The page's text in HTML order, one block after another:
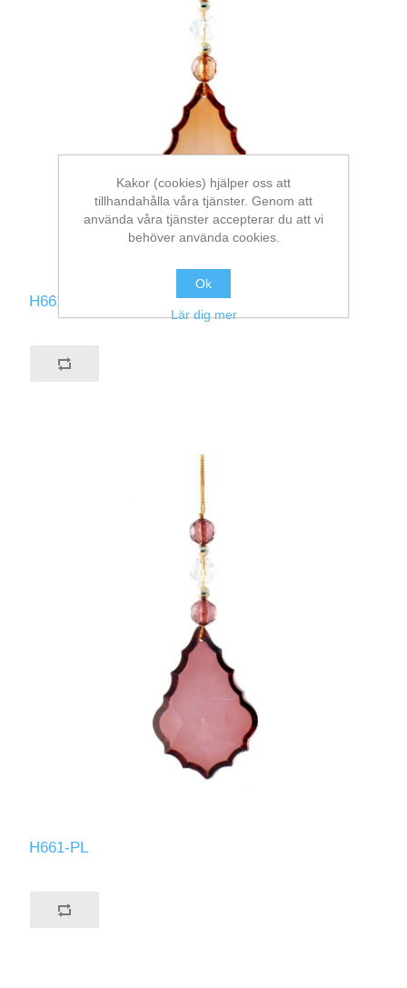
H661-CO
H661-PL
Kakor (cookies) hjälper oss att
tillhandahålla våra tjänster. Genom att
använda våra tjänster accepterar du att vi
behöver använda cookies.
Ok
Lär dig mer